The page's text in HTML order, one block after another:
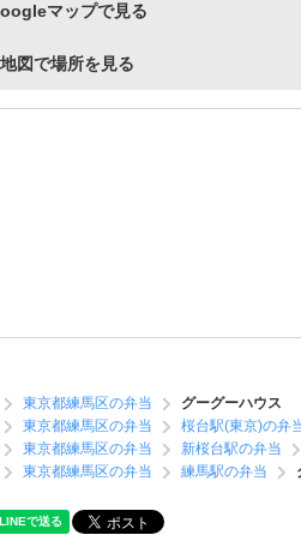
マップで見る
地図で場所を見る
東京都練馬区の弁当
グーグーハウス
東京都練馬区の弁当 桜台駅(東京)の弁
東京都練馬区の弁当 新桜台駅の弁当
東京都練馬区の弁当 練馬駅の弁当